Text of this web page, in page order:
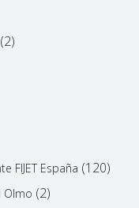
(2)
FIJET España (120)
Olmo (2)